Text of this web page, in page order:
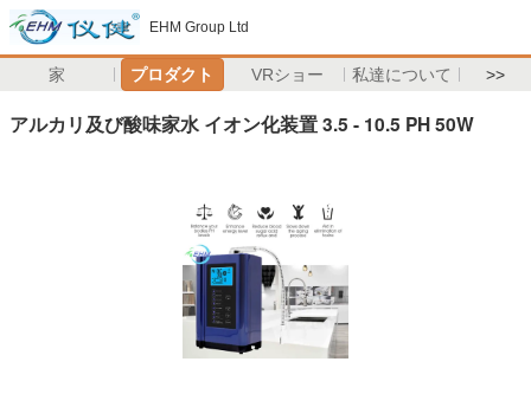
EHM Group Ltd
家 プロダクト VRショー 私達について >>
アルカリ及び酸味家水 イオン化装置 3.5 - 10.5 PH 50W